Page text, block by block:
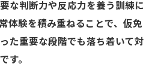
な判断力や反応力を養う訓練に
体験を積み重ねることで、仮免
た重要な段階でも落ち着いて対
す。